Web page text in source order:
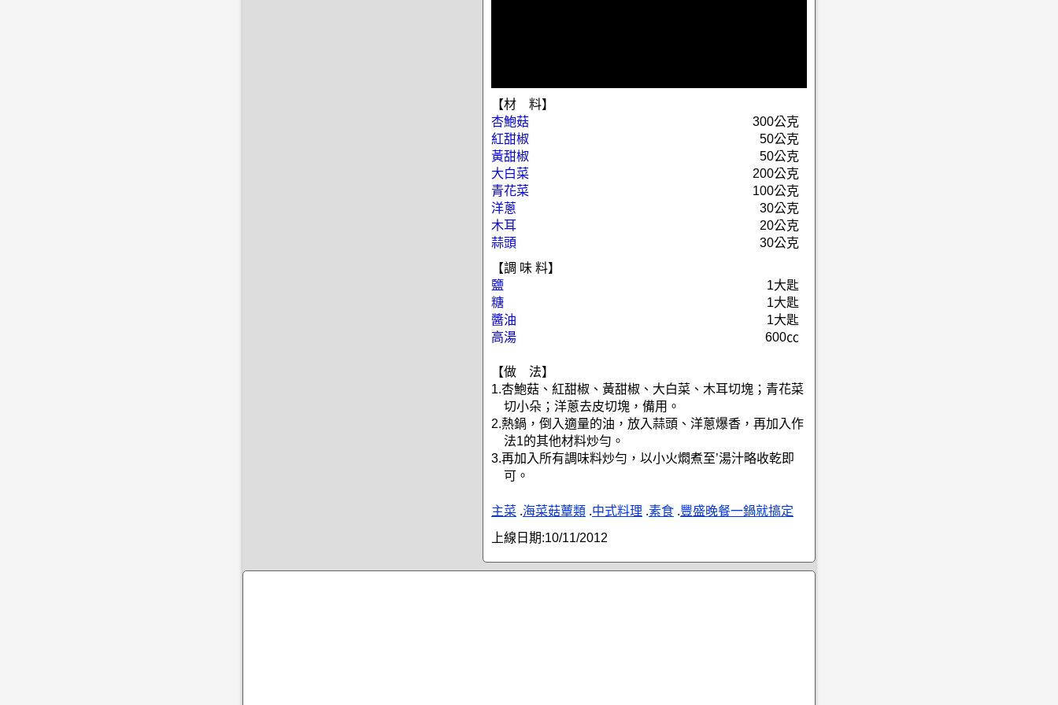
【材 料】
杏鮑菇
300公克
紅甜椒
50公克
黃甜椒
50公克
大白菜
200公克
青花菜
100公克
洋蔥
30公克
木耳
20公克
蒜頭
30公克
【調 味 料】
鹽
1大匙
糖
1大匙
醬油
1大匙
高湯
600㏄
【做 法】
1.杏鮑菇、紅甜椒、黃甜椒、大白菜、木耳切塊；青花菜
切小朵；洋蔥去皮切塊，備用。
2.熱鍋，倒入適量的油，放入蒜頭、洋蔥爆香，再加入作
法1的其他材料炒勻。
3.再加入所有調味料炒勻，以小火燜煮至’湯汁略收乾即
可。
主菜 .海菜菇蕈類 .中式料理 .素食 .豐盛晚餐一鍋就搞定
上線日期:10/11/2012